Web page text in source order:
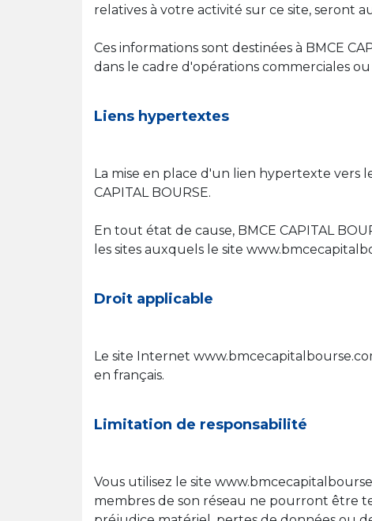
relatives à votre activité sur ce site, seront
Ces informations sont destinées à BMCE
dans le cadre d'opérations commerciales
Liens hypertextes
La mise en place d'un lien hypertexte vers
CAPITAL BOURSE.
En tout état de cause, BMCE CAPITAL
les sites auxquels le site
Droit applicable
Le site Internet
en français.
Limitation de responsabilité
Vous utilisez le site
membres de son réseau ne pourront être